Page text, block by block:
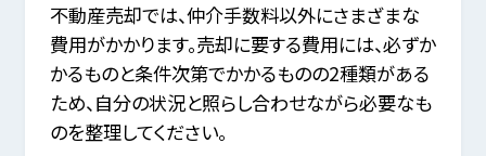
不動産売却では、仲介手数料以外にさまざまな
費用がかかります。売却に要する費用には、必ずか
かるものと条件次第でかかるものの2種類がある
ため、自分の状況と照らし合わせながら必要なも
のを整理してください。